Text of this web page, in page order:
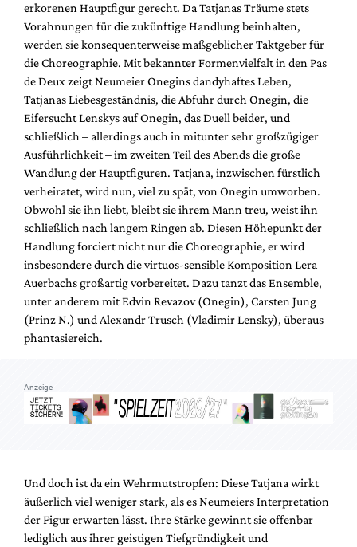
erkorenen Hauptfigur gerecht. Da Tatjanas Träume stets
Vorahnungen für die zukünftige Handlung beinhalten,
werden sie konsequenterweise maßgeblicher Taktgeber für
die Choreographie. Mit bekannter Formenvielfalt in den Pas
de Deux zeigt Neumeier Onegins dandyhaftes Leben,
Tatjanas Liebesgeständnis, die Abfuhr durch Onegin, die
Eifersucht Lenskys auf Onegin, das Duell beider, und
schließlich – allerdings auch in mitunter sehr großzügiger
Ausführlichkeit – im zweiten Teil des Abends die große
Wandlung der Hauptfiguren. Tatjana, inzwischen fürstlich
verheiratet, wird nun, viel zu spät, von Onegin umworben.
Obwohl sie ihn liebt, bleibt sie ihrem Mann treu, weist ihn
schließlich nach langem Ringen ab. Diesen Höhepunkt der
Handlung forciert nicht nur die Choreographie, er wird
insbesondere durch die virtuos-sensible Komposition Lera
Auerbachs großartig vorbereitet. Dazu tanzt das Ensemble,
unter anderem mit Edvin Revazov (Onegin), Carsten Jung
(Prinz N.) und Alexandr Trusch (Vladimir Lensky), überaus
phantasiereich.
Anzeige
Und doch ist da ein Wehrmutstropfen: Diese Tatjana wirkt
äußerlich viel weniger stark, als es Neumeiers Interpretation
der Figur erwarten lässt. Ihre Stärke gewinnt sie offenbar
lediglich aus ihrer geistigen Tiefgründigkeit und